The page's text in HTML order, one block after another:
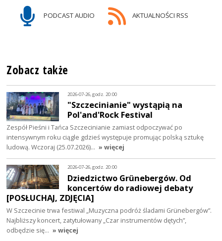
PODCAST AUDIO AKTUALNOŚCI RSS
Zobacz także
2026-07-26, godz. 20:00
"Szczecinianie" wystąpią na
Pol'and'Rock Festival
Zespół Pieśni i Tańca Szczecinianie zamiast odpoczywać po
intensywnym roku ciągle gdzieś występuje promując polską sztukę
ludową. Wczoraj (25.07.2026)… » więcej
2026-07-26, godz. 20:00
Dziedzictwo Grünebergów. Od
koncertów do radiowej debaty
[POSŁUCHAJ, ZDJĘCIA]
W Szczecinie trwa festiwal „Muzyczna podróż śladami Grünebergów”.
Najbliższy koncert, zatytułowany „Czar instrumentów dętych”,
odbędzie się… » więcej